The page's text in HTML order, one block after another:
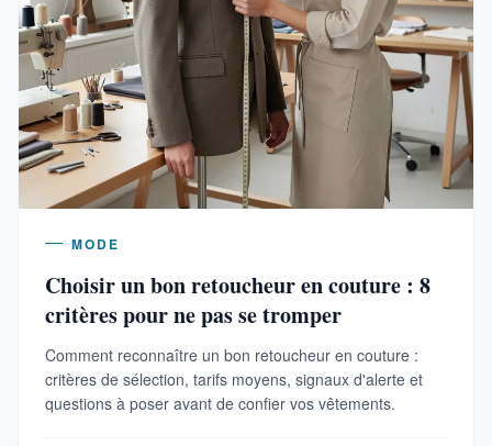
MODE
Choisir un bon retoucheur en couture : 8
critères pour ne pas se tromper
Comment reconnaître un bon retoucheur en couture :
critères de sélection, tarifs moyens, signaux d'alerte et
questions à poser avant de confier vos vêtements.